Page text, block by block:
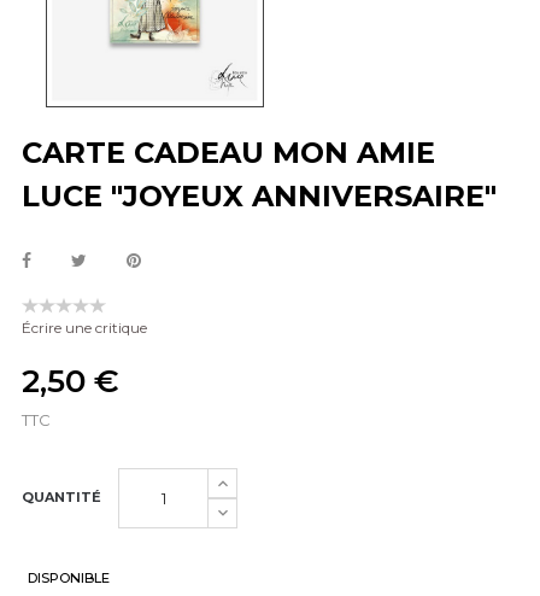
CARTE CADEAU MON AMIE
LUCE "JOYEUX ANNIVERSAIRE"
Écrire une critique
2,50 €
TTC
QUANTITÉ
DISPONIBLE